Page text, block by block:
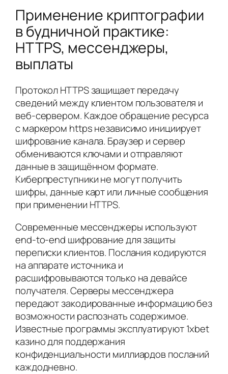
Применение криптографии
в будничной практике:
HTTPS, мессенджеры,
выплаты
Протокол HTTPS защищает передачу
сведений между клиентом пользователя и
веб-сервером. Каждое обращение ресурса
с маркером https независимо инициирует
шифрование канала. Браузер и сервер
обмениваются ключами и отправляют
данные в защищённом формате.
Киберпреступники не могут получить
шифры, данные карт или личные сообщения
при применении HTTPS.
Современные мессенджеры используют
end-to-end шифрование для защиты
переписки клиентов. Послания кодируются
на аппарате источника и
расшифровываются только на девайсе
получателя. Серверы мессенджера
передают закодированные информацию без
возможности распознать содержимое.
Известные программы эксплуатируют 1xbet
казино для поддержания
конфиденциальности миллиардов посланий
каждодневно.